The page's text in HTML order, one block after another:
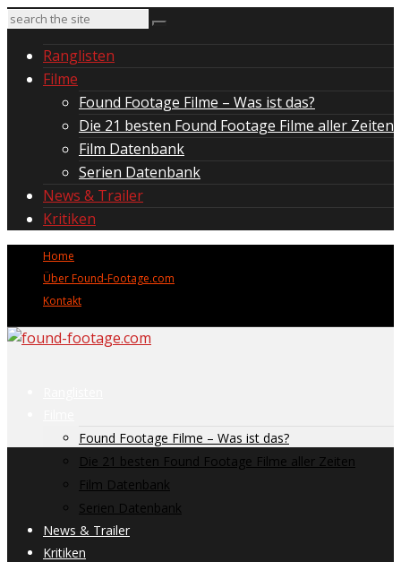
Ranglisten
Filme
Found Footage Filme – Was ist das?
Die 21 besten Found Footage Filme aller Zeiten
Film Datenbank
Serien Datenbank
News & Trailer
Kritiken
Home
Über Found-Footage.com
Kontakt
Found Footage Filme – Was ist das?
Die 21 besten Found Footage Filme aller Zeiten
Film Datenbank
Serien Datenbank
News & Trailer
Kritiken